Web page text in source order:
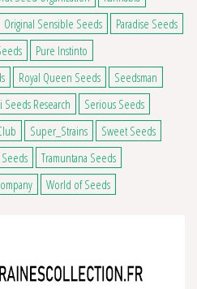
Original Sensible Seeds
Paradise Seeds
Pure Instinto
Royal Queen Seeds
Seedsman
Research
Serious Seeds
Super_Strains
Sweet Seeds
Tramuntana Seeds
World of Seeds